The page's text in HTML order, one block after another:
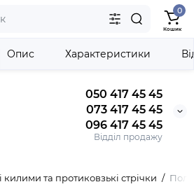
050 417 45 45
073 417 45 45
096 417 45 45
Відділ продажу
0
Кошик
килими та протиковзькі стрічки
Опис Характеристики